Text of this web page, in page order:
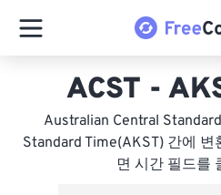
ACST -
Australian Central
Standard Time(AKST) 간에
면 시간 필드를